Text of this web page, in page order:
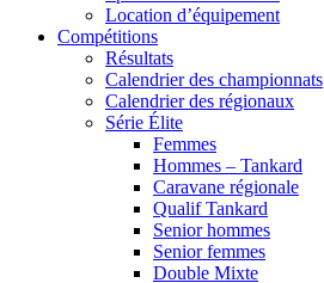
Location d’équipement
Compétitions
Résultats
Calendrier des championnats
Calendrier des régionaux
Série Élite
Femmes
Hommes – Tankard
Caravane régionale
Qualif Tankard
Senior hommes
Senior femmes
Double Mixte